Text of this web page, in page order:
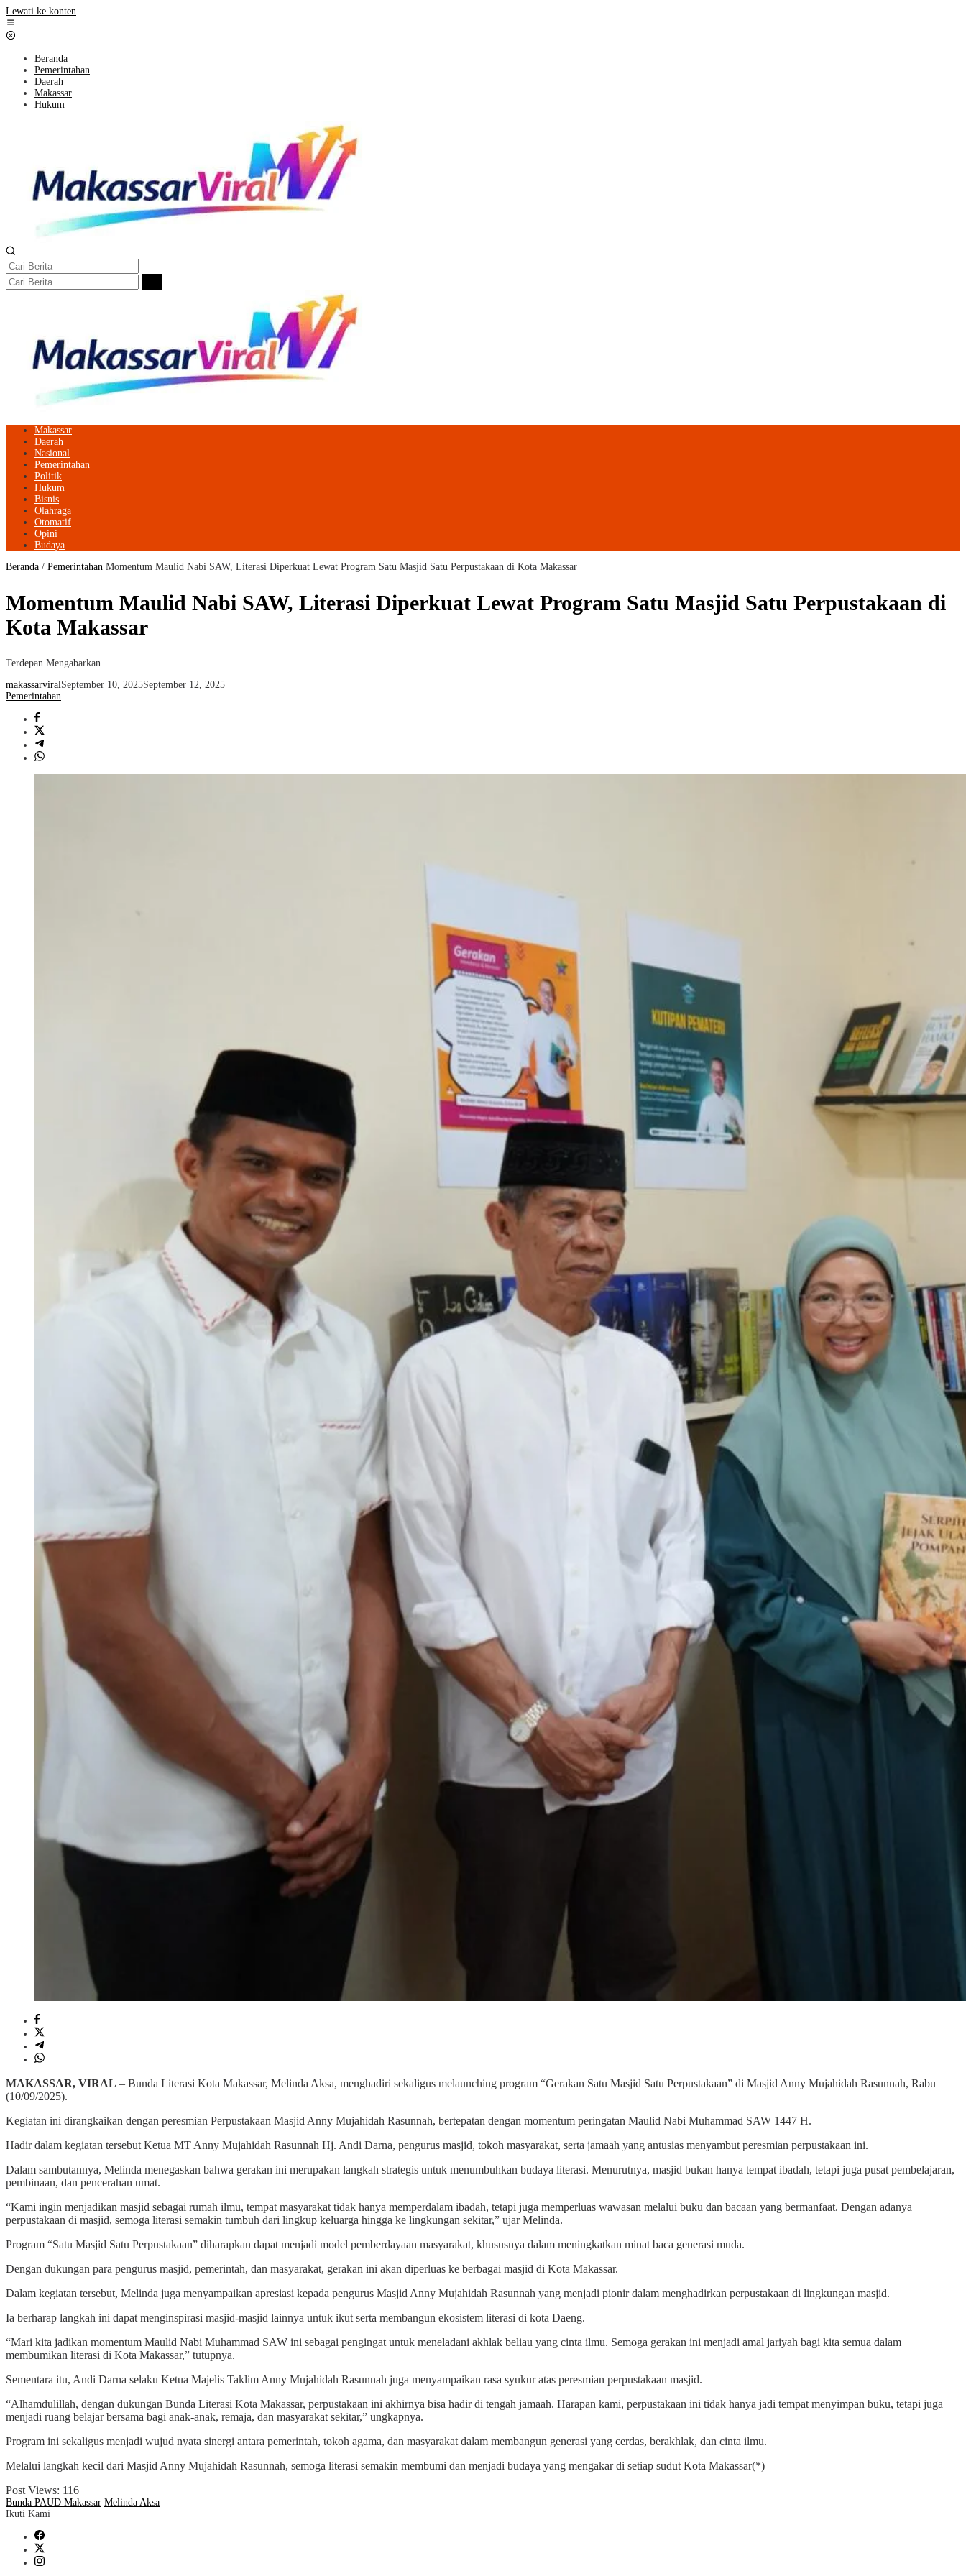
Lewati ke konten
Beranda
Pemerintahan
Daerah
Makassar
Hukum
Makassar
Daerah
Nasional
Pemerintahan
Politik
Hukum
Bisnis
Olahraga
Otomatif
Opini
Budaya
Beranda / Pemerintahan Momentum Maulid Nabi SAW, Literasi Diperkuat Lewat Program Satu Masjid Satu Perpustakaan di Kota Makassar
Momentum Maulid Nabi SAW, Literasi Diperkuat Lewat Program Satu Masjid Satu Perpustakaan di
Kota Makassar
Terdepan Mengabarkan
makassarviralSeptember 10, 2025September 12, 2025
Pemerintahan
MAKASSAR, VIRAL – Bunda Literasi Kota Makassar, Melinda Aksa, menghadiri sekaligus melaunching program “Gerakan Satu Masjid Satu Perpustakaan” di Masjid Anny Mujahidah Rasunnah, Rabu
(10/09/2025).
Kegiatan ini dirangkaikan dengan peresmian Perpustakaan Masjid Anny Mujahidah Rasunnah, bertepatan dengan momentum peringatan Maulid Nabi Muhammad SAW 1447 H.
Hadir dalam kegiatan tersebut Ketua MT Anny Mujahidah Rasunnah Hj. Andi Darna, pengurus masjid, tokoh masyarakat, serta jamaah yang antusias menyambut peresmian perpustakaan ini.
Dalam sambutannya, Melinda menegaskan bahwa gerakan ini merupakan langkah strategis untuk menumbuhkan budaya literasi. Menurutnya, masjid bukan hanya tempat ibadah, tetapi juga pusat pembelajaran,
pembinaan, dan pencerahan umat.
“Kami ingin menjadikan masjid sebagai rumah ilmu, tempat masyarakat tidak hanya memperdalam ibadah, tetapi juga memperluas wawasan melalui buku dan bacaan yang bermanfaat. Dengan adanya
perpustakaan di masjid, semoga literasi semakin tumbuh dari lingkup keluarga hingga ke lingkungan sekitar,” ujar Melinda.
Program “Satu Masjid Satu Perpustakaan” diharapkan dapat menjadi model pemberdayaan masyarakat, khususnya dalam meningkatkan minat baca generasi muda.
Dengan dukungan para pengurus masjid, pemerintah, dan masyarakat, gerakan ini akan diperluas ke berbagai masjid di Kota Makassar.
Dalam kegiatan tersebut, Melinda juga menyampaikan apresiasi kepada pengurus Masjid Anny Mujahidah Rasunnah yang menjadi pionir dalam menghadirkan perpustakaan di lingkungan masjid.
Ia berharap langkah ini dapat menginspirasi masjid-masjid lainnya untuk ikut serta membangun ekosistem literasi di kota Daeng.
“Mari kita jadikan momentum Maulid Nabi Muhammad SAW ini sebagai pengingat untuk meneladani akhlak beliau yang cinta ilmu. Semoga gerakan ini menjadi amal jariyah bagi kita semua dalam
membumikan literasi di Kota Makassar,” tutupnya.
Sementara itu, Andi Darna selaku Ketua Majelis Taklim Anny Mujahidah Rasunnah juga menyampaikan rasa syukur atas peresmian perpustakaan masjid.
“Alhamdulillah, dengan dukungan Bunda Literasi Kota Makassar, perpustakaan ini akhirnya bisa hadir di tengah jamaah. Harapan kami, perpustakaan ini tidak hanya jadi tempat menyimpan buku, tetapi juga
menjadi ruang belajar bersama bagi anak-anak, remaja, dan masyarakat sekitar,” ungkapnya.
Program ini sekaligus menjadi wujud nyata sinergi antara pemerintah, tokoh agama, dan masyarakat dalam membangun generasi yang cerdas, berakhlak, dan cinta ilmu.
Melalui langkah kecil dari Masjid Anny Mujahidah Rasunnah, semoga literasi semakin membumi dan menjadi budaya yang mengakar di setiap sudut Kota Makassar(*)
Post Views: 116
Bunda PAUD Makassar Melinda Aksa
Ikuti Kami